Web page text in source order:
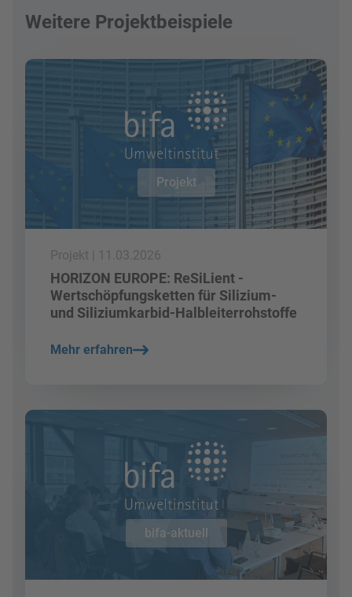
Weitere Projektbeispiele
Projekt
Projekt | 11.03.2026
HORIZON EUROPE: ReSiLient -
Wertschöpfungsketten für Silizium-
und Siliziumkarbid-Halbleiterrohstoffe
Mehr erfahren
bifa-aktuell